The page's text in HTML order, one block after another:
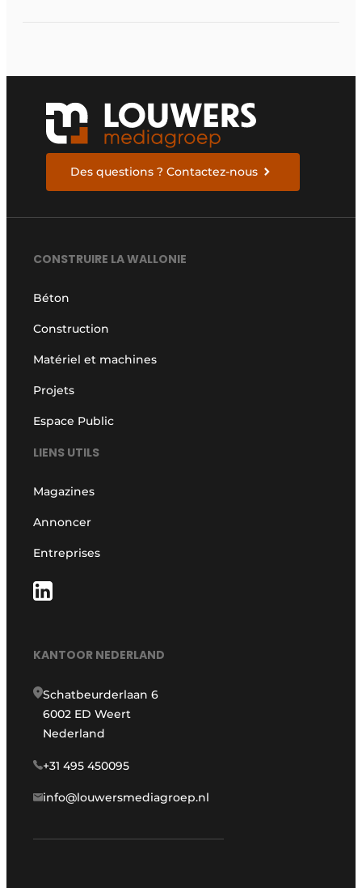
Des questions ? Contactez-nous
CONSTRUIRE LA WALLONIE
Béton
Construction
Matériel et machines
Projets
Espace Public
LIENS UTILS
Magazines
Annoncer
Entreprises
KANTOOR NEDERLAND
Schatbeurderlaan 6
6002 ED Weert
Nederland
+31 495 450095
info@louwersmediagroep.nl